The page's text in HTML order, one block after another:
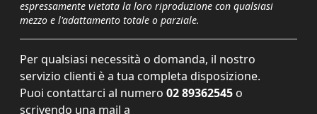
espressamente vietata la loro riproduzione con qualsiasi
mezzo e l'adattamento totale o parziale.
Per qualsiasi necessità o domanda, il nostro
servizio clienti è a tua completa disposizione.
Puoi contattarci al numero 02 89362545 o
scrivendo una mail a